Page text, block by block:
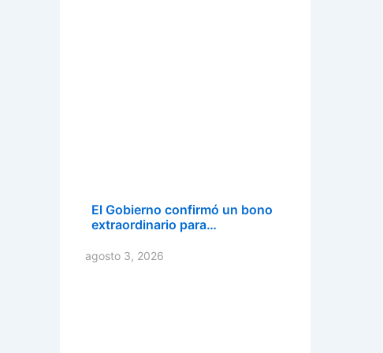
El Gobierno confirmó un bono
extraordinario para…
agosto 3, 2026